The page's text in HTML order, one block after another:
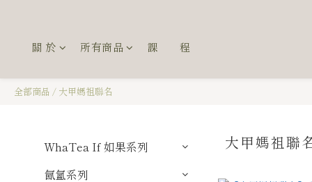
關 於 所有商品 課 程
全部商品 / 大甲媽祖聯名
WhaTea If 如果系列
氤氳系列
大甲媽祖聯